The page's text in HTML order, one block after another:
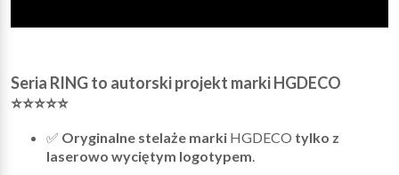
Seria RING to autorski projekt marki HGDECO
⭐⭐⭐⭐⭐
✅ Oryginalne stelaże marki HGDECO tylko z
laserowo wyciętym logotypem.